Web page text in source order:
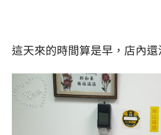
這天來的時間算是早，店內還